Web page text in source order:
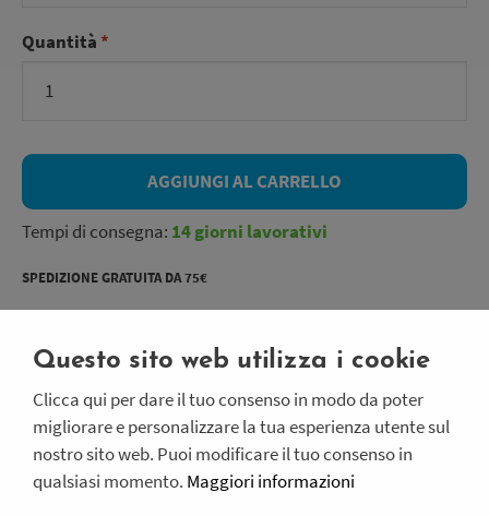
Quantità
AGGIUNGI AL CARRELLO
Tempi di consegna: 14 giorni lavorativi
SPEDIZIONE GRATUITA DA 75€
Descrizione del prodotto
Cavo di collegamento lungh. 40 cm (2 pezzi) per braccia e
cosce
Cavo di collegamento lungh. 60 cm (2 pezzi) per
Questo sito web utilizza i cookie
Clicca qui per dare il tuo consenso in modo da poter
migliorare e personalizzare la tua esperienza utente sul
nostro sito web. Puoi modificare il tuo consenso in
qualsiasi momento. Maggiori informazioni